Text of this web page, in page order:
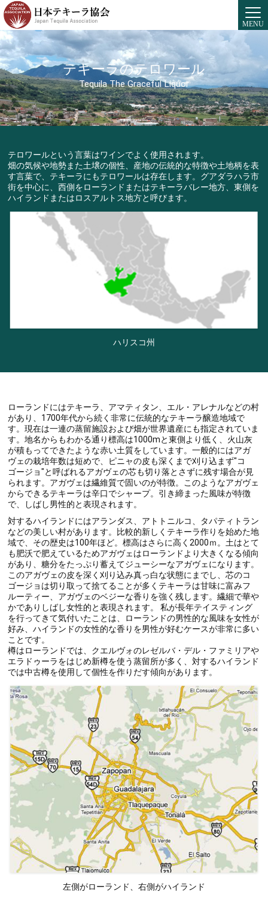
MENU
テキーラのテロワール
Tequila The Graceful Liquor
テロワールという言葉はワインでよく使用されます。
畑の気候や地勢また土壌の個性、産地の伝統的な特徴や土地柄を表
す言葉で、テキーラにもテロワールは存在します。グアダラハラ市
街を中心に、西側をローランドまたはテキーラバレー地方、東側を
ハイランドまたはロスアルトス地方と呼びます。
ハリスコ州
ローランドにはテキーラ、アマティタン、エル・アレナルなどの村
があり、1700年代から続く非常に伝統的なテキーラ醸造地域で
す。現在は一連の蒸留施設および畑が世界遺産にも指定されていま
す。地名からもわかる通り標高は1000mと東側より低く、火山灰
が積もってできたような赤い土質をしています。一般的にはアガ
ヴェの栽培年数は短めで、ピニャの皮も深くまで刈り込まず"コ
ゴージョ"と呼ばれるアガヴェの芯も切り落とさずに残す場合が見
られます。アガヴェは繊維質で固いのが特徴。このようなアガヴェ
からできるテキーラは辛口でシャープ。引き締まった風味が特徴
で、しばし男性的と表現されます。
対するハイランドにはアランダス、アトトニルコ、タパティトラン
などの美しい村があります。比較的新しくテキーラ作りを始めた地
域で、その歴史は100年ほど。標高はさらに高く2000ｍ。土はとて
も肥沃で肥えているためアガヴェはローランドより大きくなる傾向
があり、糖分をたっぷり蓄えてジューシーなアガヴェになります。
このアガヴェの皮を深く刈り込み真っ白な状態にまでし、芯のコ
ゴージョは切り取って捨てることが多くテキーラは甘味に富みフ
ルーティー、アガヴェのベジーな香りを強く残します。繊細で華や
かでありしばし女性的と表現されます。 私が長年テイスティング
を行ってきて気付いたことは、ローランドの男性的な風味を女性が
好み、ハイランドの女性的な香りを男性が好むケースが非常に多い
ことです。
樽はローランドでは、クエルヴォのレゼルバ・デル・ファミリアや
エラドゥーラをはじめ新樽を使う蒸留所が多く、対するハイランド
では中古樽を使用して個性を作りだす傾向があります。
左側がローランド、右側がハイランド